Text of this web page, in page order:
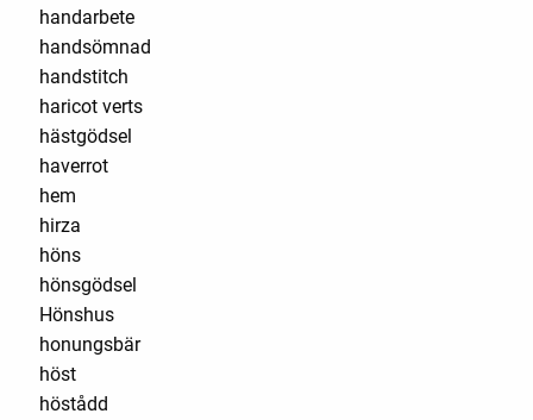
handarbete
handsömnad
handstitch
haricot verts
hästgödsel
haverrot
hem
hirza
höns
hönsgödsel
Hönshus
honungsbär
höst
höstådd